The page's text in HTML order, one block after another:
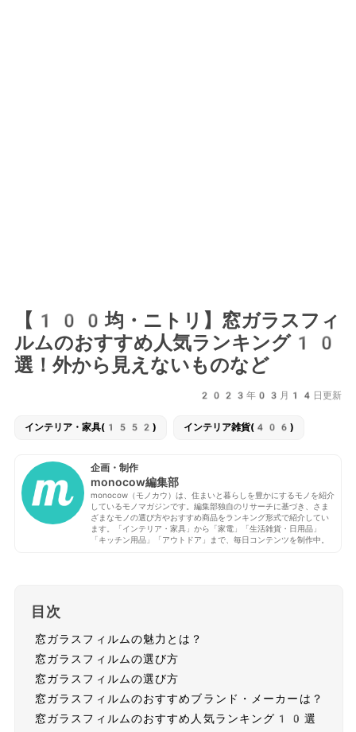
【100均・ニトリ】窓ガラスフィ
ルムのおすすめ人気ランキング10
選！外から見えないものなど
2023年03月14日更新
インテリア・家具(1552) インテリア雑貨(406)
企画・制作
monocow編集部
monocow（モノカウ）は、住まいと暮らしを豊かにするモノを紹介
しているモノマガジンです。編集部独自のリサーチに基づき、さま
ざまなモノの選び方やおすすめ商品をランキング形式で紹介してい
ます。「インテリア・家具」から「家電」「生活雑貨・日用品」
「キッチン用品」「アウトドア」まで、毎日コンテンツを制作中。
目次
窓ガラスフィルムの魅力とは？
窓ガラスフィルムの選び方
窓ガラスフィルムの選び方
窓ガラスフィルムのおすすめブランド・メーカーは？
窓ガラスフィルムのおすすめ人気ランキング10選